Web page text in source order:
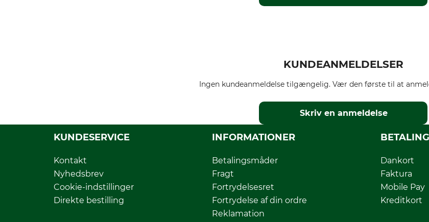
KUNDEANMELDELSER
Ingen kundeanmeldelse tilgængelig. Vær den første til at
Skriv en anmeldelse
KUNDESERVICE
Kontakt
Nyhedsbrev
Cookie-indstillinger
Direkte bestilling
INFORMATIONER
Betalingsmåder
Fragt
Fortrydelsesret
Fortrydelse af din ordre
Reklamation
Dankort
Faktura
Mobile Pay
Kreditkort